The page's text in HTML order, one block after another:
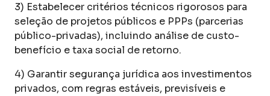
3) Estabelecer critérios técnicos rigorosos para
seleção de projetos públicos e PPPs (parcerias
público-privadas), incluindo análise de custo-
benefício e taxa social de retorno.
4) Garantir segurança jurídica aos investimentos
privados, com regras estáveis, previsíveis e